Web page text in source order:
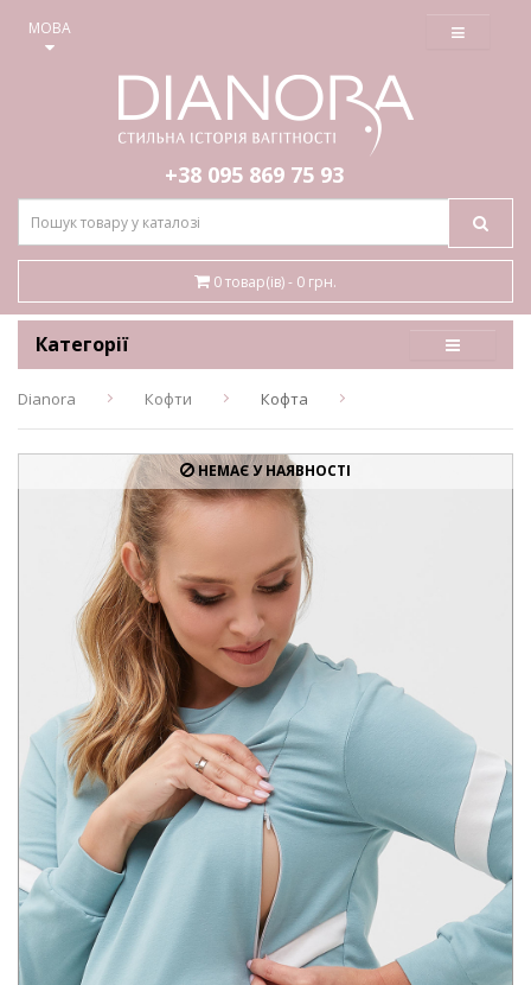
МОВА ≡
+38 095 869 75 93
0 товар(ів) - 0 грн.
Категорії
Dianora Кофти Кофта
НЕМАЄ У НАЯВНОСТІ